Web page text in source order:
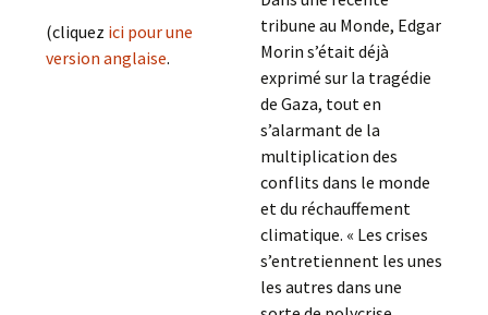
(cliquez ici pour une
version anglaise.
tribune au Monde, Edgar
Morin s’était déjà
exprimé sur la tragédie
de Gaza, tout en
s’alarmant de la
multiplication des
conflits dans le monde
et du réchauffement
climatique. « Les crises
s’entretiennent les unes
les autres dans une